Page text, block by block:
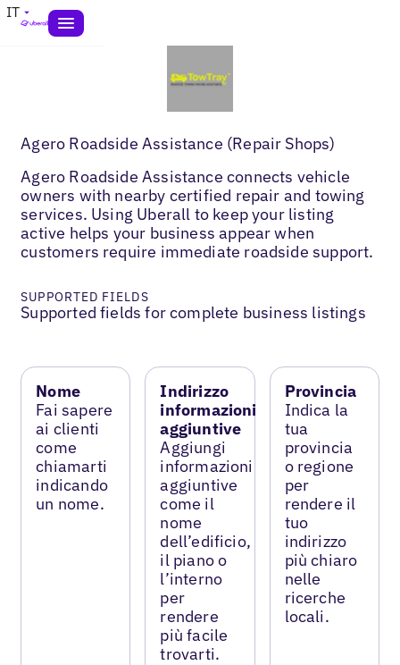
IT
Agero Roadside Assistance (Repair Shops)
Agero Roadside Assistance connects vehicle
owners with nearby certified repair and towing
services. Using Uberall to keep your listing
active helps your business appear when
customers require immediate roadside support.
SUPPORTED FIELDS
Supported fields for complete business listings
Nome
Fai sapere
ai clienti
come
chiamarti
indicando
un nome.
Indirizzo
informazioni
aggiuntive
Aggiungi
informazioni
aggiuntive
come il
nome
dell’edificio,
il piano o
l’interno
per
rendere
più facile
trovarti.
Provincia
Indica la
tua
provincia
o regione
per
rendere il
tuo
indirizzo
più chiaro
nelle
ricerche
locali.